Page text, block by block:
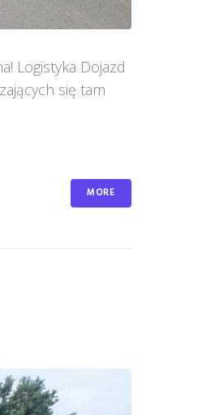
Logistyka Dojazd
się tam
MORE